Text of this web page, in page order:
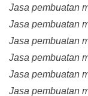
Jasa pembuatan
Jasa pembuatan
Jasa pembuatan
Jasa pembuatan
Jasa pembuatan
Jasa pembuatan